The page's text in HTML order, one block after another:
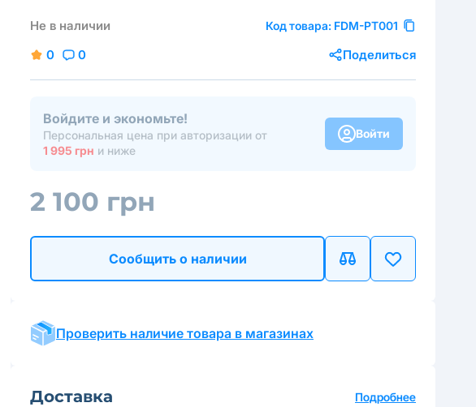
Не в наличии Код товара: FDM-PT001
0 0 Поделиться
Войдите и экономьте!
Персональная цена при авторизации от
1 995 грн и ниже
Войти
2 100 грн
Сообщить о наличии
Проверить наличие товара в магазинах
Доставка Подробнее